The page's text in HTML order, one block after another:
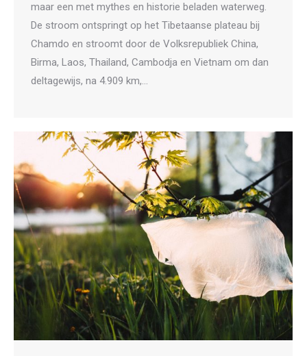
maar een met mythes en historie beladen waterweg.
De stroom ontspringt op het Tibetaanse plateau bij
Chamdo en stroomt door de Volksrepubliek China,
Birma, Laos, Thailand, Cambodja en Vietnam om dan
deltagewijs, na 4.909 km,…